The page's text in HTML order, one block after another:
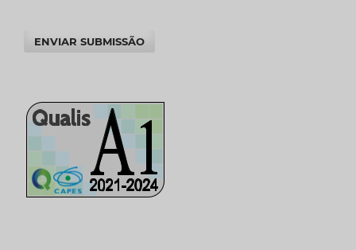
ENVIAR SUBMISSÃO